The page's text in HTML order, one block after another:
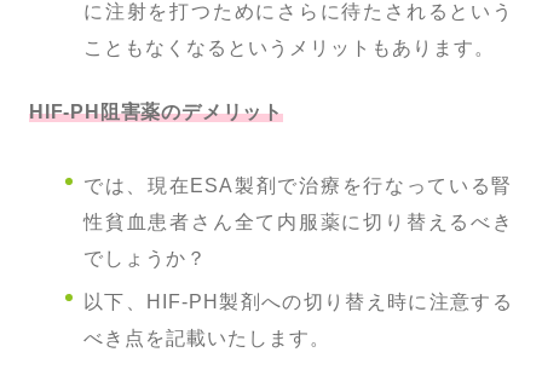
に注射を打つためにさらに待たされるという
こともなくなるというメリットもあります。
HIF-PH阻害薬のデメリット
では、現在ESA製剤で治療を行なっている腎
性貧血患者さん全て内服薬に切り替えるべき
でしょうか？
以下、HIF-PH製剤への切り替え時に注意する
べき点を記載いたします。